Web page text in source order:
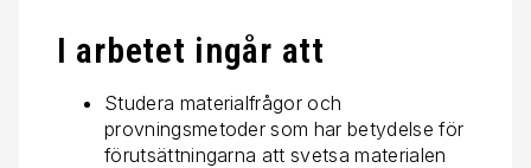
I arbetet ingår att
Studera materialfrågor och
provningsmetoder som har betydelse för
förutsättningarna att svetsa materialen